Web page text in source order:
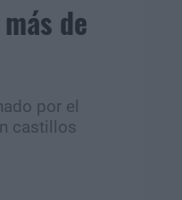
de
por el
castillos